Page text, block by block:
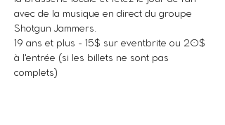
avec de la musique en direct du groupe
Shotgun Jammers.
19 ans et plus - 15$ sur eventbrite ou 20$
à l'entrée (si les billets ne sont pas
complets)